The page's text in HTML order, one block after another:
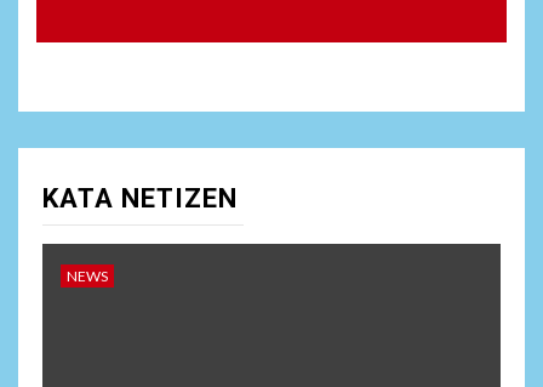
KATA NETIZEN
NEWS